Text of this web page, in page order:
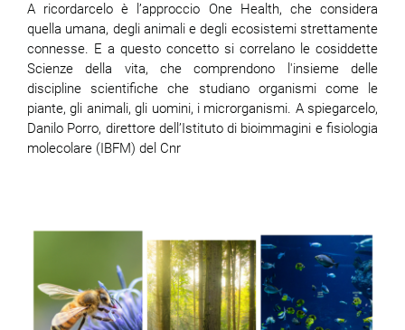
A ricordarcelo è l’approccio One Health, che considera
quella umana, degli animali e degli ecosistemi strettamente
connesse. E a questo concetto si correlano le cosiddette
Scienze della vita, che comprendono l'insieme delle
discipline scientifiche che studiano organismi come le
piante, gli animali, gli uomini, i microrganismi. A spiegarcelo,
Danilo Porro, direttore dell’Istituto di bioimmagini e fisiologia
molecolare (IBFM) del Cnr